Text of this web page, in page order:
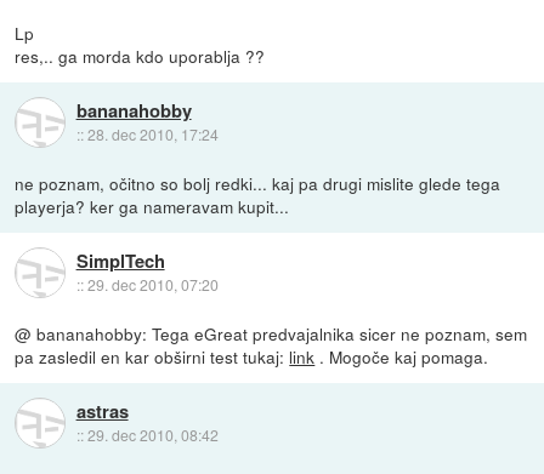
Lp
res,.. ga morda kdo uporablja ??
bananahobby
::28. dec 2010, 17:24
ne poznam, očitno so bolj redki... kaj pa drugi mislite glede tega
playerja? ker ga nameravam kupit...
SimplTech
::29. dec 2010, 07:20
@ bananahobby: Tega eGreat predvajalnika sicer ne poznam, sem
pa zasledil en kar obširni test tukaj: link . Mogoče kaj pomaga.
astras
::29. dec 2010, 08:42